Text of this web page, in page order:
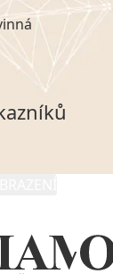
odkaz, v
Sb. v platném
a
které
s.r.o., IČO: